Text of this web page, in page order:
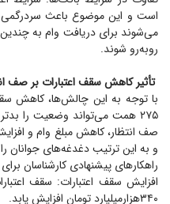
است و این موضوع باعث
می‌شوند برای دریافت وام به
روبه‌رو شوند.
تأثیر کاهش سقف اعتبارات بر صف
با توجه به این چالش‌ها، کاهش
۲۷۵ همت می‌تواند وضعیت را
صف انتظار، کاهش مبلغ وام و
و به این ترتیب دغدغه‌های جوانان
راهکار‌های پیشنهادی کارشناسان
افزایش سقف اعتبارات: سقف
۳۴۰‌هزارمیلیارد تومان افزایش یابد.